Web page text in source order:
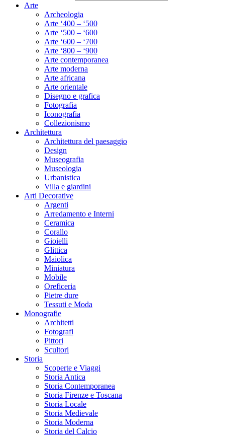
Arte
Archeologia
Arte ‘400 – ‘500
Arte ‘500 – ‘600
Arte ‘600 – ‘700
Arte ‘800 – ‘900
Arte contemporanea
Arte moderna
Arte africana
Arte orientale
Disegno e grafica
Fotografia
Iconografia
Collezionismo
Architettura
Architettura del paesaggio
Design
Museografia
Museologia
Urbanistica
Villa e giardini
Arti Decorative
Argenti
Arredamento e Interni
Ceramica
Corallo
Gioielli
Glittica
Maiolica
Miniatura
Mobile
Oreficeria
Pietre dure
Tessuti e Moda
Monografie
Architetti
Fotografi
Pittori
Scultori
Storia
Scoperte e Viaggi
Storia Antica
Storia Contemporanea
Storia Firenze e Toscana
Storia Locale
Storia Medievale
Storia Moderna
Storia del Calcio